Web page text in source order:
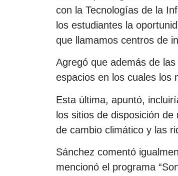
con la Tecnologías de la
los estudiantes la
que llamamos centros de
Agregó que además de
espacios en los cuales los
Esta última, apuntó,
los sitios de disposición
de cambio climático y las
Sánchez comentó
mencionó el programa